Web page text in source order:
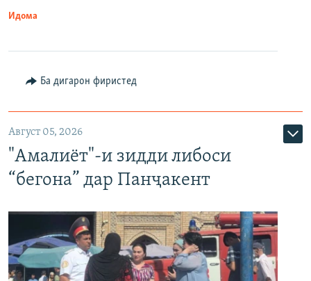
Идома
Ба дигарон фиристед
Август 05, 2026
"Амалиёт"-и зидди либоси
“бегона” дар Панҷакент